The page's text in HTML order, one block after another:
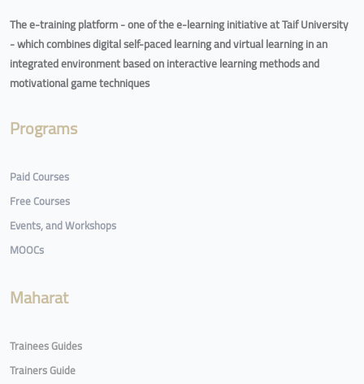
The e-training platform - one of the e-learning initiative at Taif University
- which combines digital self-paced learning and virtual learning in an
integrated environment based on interactive learning methods and
motivational game techniques
Programs
Paid Courses
Free Courses
Events, and Workshops
MOOCs
Maharat
Trainees Guides
Trainers Guide